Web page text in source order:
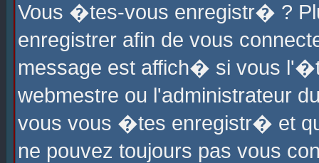
Vous �tes-vous enregistr� ?
enregistrer afin de vous
message est affich� si vous
webmestre ou l'administrateur
vous vous �tes enregistr� et
ne pouvez toujours pas vous